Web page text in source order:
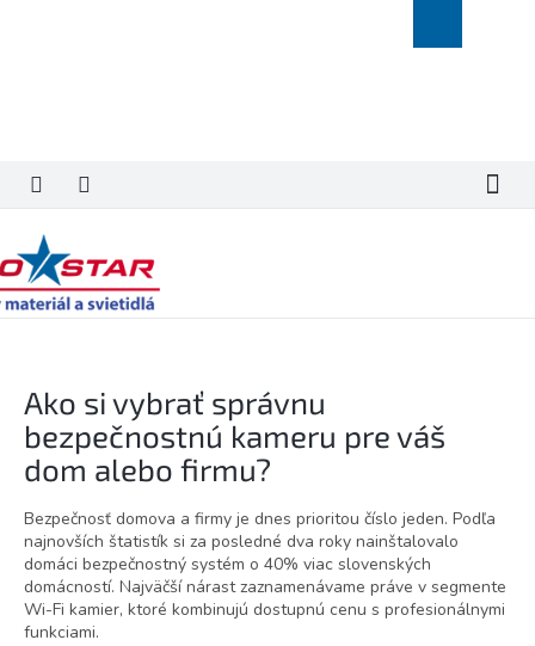
košík
Ako si vybrať správnu
bezpečnostnú kameru pre váš
dom alebo firmu?
Bezpečnosť domova a firmy je dnes prioritou číslo jeden. Podľa
najnovších štatistík si za posledné dva roky nainštalovalo
domáci bezpečnostný systém o 40% viac slovenských
domácností. Najväčší nárast zaznamenávame práve v segmente
Wi-Fi kamier, ktoré kombinujú dostupnú cenu s profesionálnymi
funkciami.